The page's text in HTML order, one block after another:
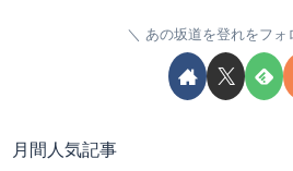
あの坂道を登れをフォ
月間人気記事